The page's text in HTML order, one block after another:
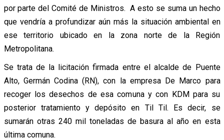
por parte del Comité de Ministros. A esto se suma un hecho
que vendría a profundizar aún más la situación ambiental en
ese territorio ubicado en la zona norte de la Región
Metropolitana.
Se trata de la licitación firmada entre el alcalde de Puente
Alto, Germán Codina (RN), con la empresa De Marco para
recoger los desechos de esa comuna y con KDM para su
posterior tratamiento y depósito en Til Til. Es decir, se
sumarán otras 240 mil toneladas de basura al año en esta
última comuna.